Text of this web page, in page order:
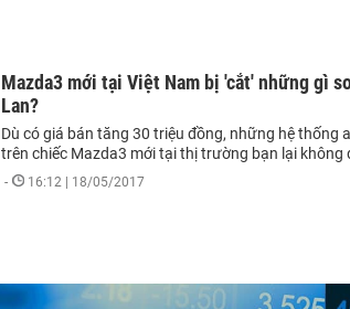
Mazda3 mới tại Việt Nam bị 'cắt' những gì
Lan?
Dù có giá bán tăng 30 triệu đồng, những hệ thống
trên chiếc Mazda3 mới tại thị trường bạn lại không
- 16:12 | 18/05/2017